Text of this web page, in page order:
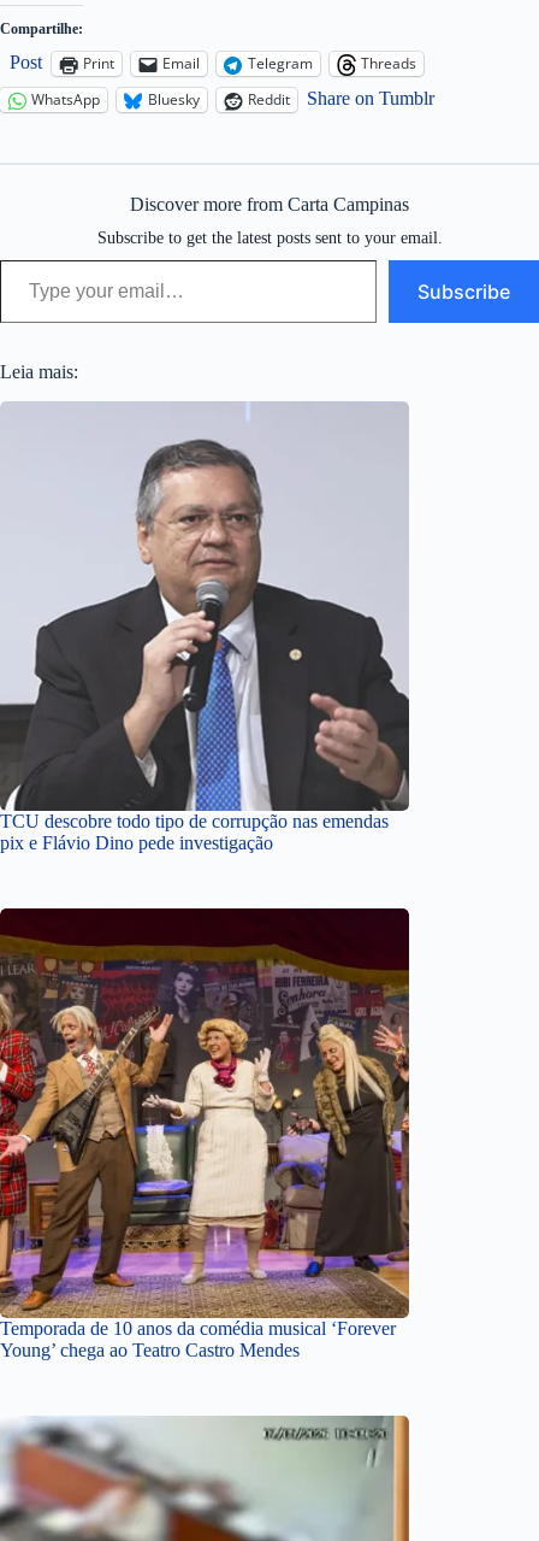
Compartilhe:
Post Print Email Telegram
Threads
WhatsApp
Bluesky Reddit Share on Tumblr
Discover more from Carta Campinas
Subscribe to get the latest posts sent to your email.
Type your email…
Subscribe
Leia mais:
TCU descobre todo tipo de corrupção nas emendas
pix e Flávio Dino pede investigação
Temporada de 10 anos da comédia musical ‘Forever
Young’ chega ao Teatro Castro Mendes